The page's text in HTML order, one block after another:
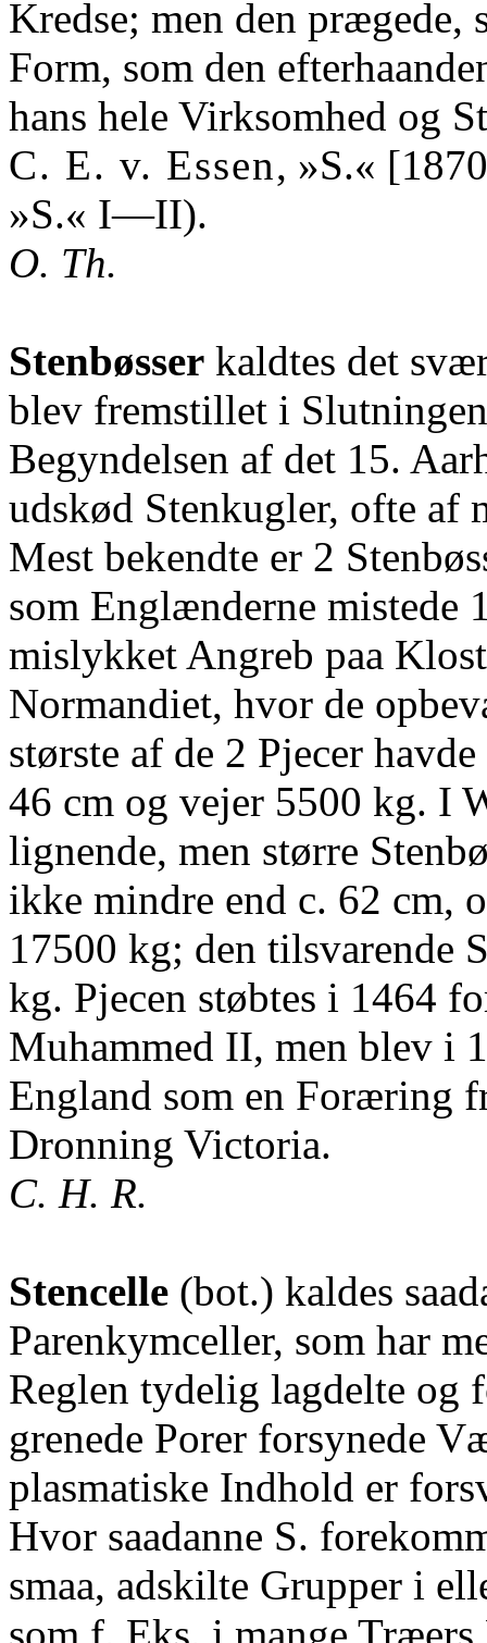
Kredse; men den
Form, som den
hans hele Virksomhed og
C. E. v. Essen, »S.«
»S.« I—II).
O. Th.
Stenbøsser kaldtes det
blev fremstillet i
Begyndelsen af det 15.
udskød Stenkugler, ofte af
Mest bekendte er 2
som Englænderne mistede
mislykket Angreb paa
Normandiet, hvor de
største af de 2 Pjecer
46 cm og vejer 5500 kg. I
lignende, men større
ikke mindre end c. 62 cm,
17500 kg; den tilsvarende
kg. Pjecen støbtes i 1464
Muhammed II, men blev i
England som en Foræring
Dronning Victoria.
C. H. R.
Stencelle (bot.) kaldes
Parenkymceller, som har
Reglen tydelig lagdelte og
grenede Porer forsynede
plasmatiske Indhold er
Hvor saadanne S.
smaa, adskilte Grupper i